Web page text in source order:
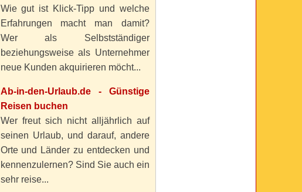
Wie gut ist Klick-Tipp und welche
Erfahrungen macht man damit?
Wer als Selbstständiger
beziehungsweise als Unternehmer
neue Kunden akquirieren möcht...
Ab-in-den-Urlaub.de - Günstige
Reisen buchen
Wer freut sich nicht alljährlich auf
seinen Urlaub, und darauf, andere
Orte und Länder zu entdecken und
kennenzulernen? Sind Sie auch ein
sehr reise...